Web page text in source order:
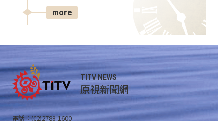
more
TITV NEWS
原視新聞網
電話：(02)2788-1600